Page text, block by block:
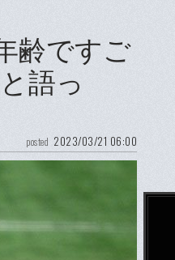
齢ですご
語っ
posted 2023/03/21 06:00